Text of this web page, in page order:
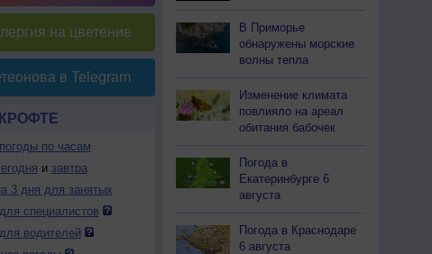
9 вс 9 вс 10 пн 10 пн 10 пн 10 пн 11 вт
на цветение
в Telegram
по часам
и завтра
3 дня для занятых
специалистов
водителей
В Приморье
обнаружены морские
волны тепла
Изменение климата
повлияло на ареал
обитания бабочек
Погода в
Екатеринбурге 6
августа
Погода в Краснодаре
6 августа